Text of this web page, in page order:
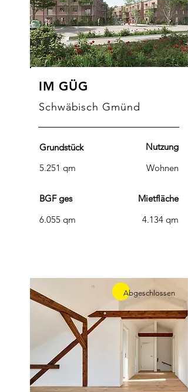
IM GÜG
Schwäbisch Gmünd
Grundstück
5.251 qm
BGF ges
6.055 qm
Nutzung
Wohnen
Mietfläche
4.134 qm
Abgeschlossen